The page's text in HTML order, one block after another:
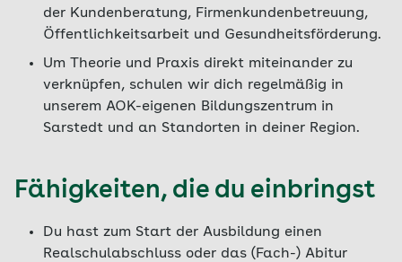
der Kundenberatung, Firmenkundenbetreuung,
Öffentlichkeitsarbeit und Gesundheitsförderung.
Um Theorie und Praxis direkt miteinander zu
verknüpfen, schulen wir dich regelmäßig in
unserem AOK-eigenen Bildungszentrum in
Sarstedt und an Standorten in deiner Region.
Fähigkeiten, die du einbringst
Du hast zum Start der Ausbildung einen
Realschulabschluss oder das (Fach-) Abitur